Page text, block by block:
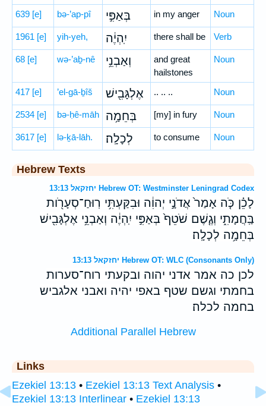
639 [e] bə-’ap-pî בְּאַפִּ֣י in my anger Noun
1961 [e] yih-yeh, יִֽהְיֶ֔ה there shall be Verb
68 [e] wə-’aḇ-nê וְאַבְנֵ֥י
and great
hailstones
Noun
417 [e] ’el-gā-ḇîš אֶלְגָּבִ֖ישׁ .. .. .. Noun
2534 [e] bə-ḥê-māh בְּחֵמָ֥ה [my] in fury Noun
3617 [e] lə-ḵā-lāh. לְכָלָֽה׃ to consume Noun
Hebrew Texts
יחזקאל 13:13 Hebrew OT: Westminster Leningrad Codex
לָכֵ֗ן כֹּ֤ה אָמַר֙ אֲדֹנָ֣י יְהוִ֔ה וּבִקַּעְתִּ֥י רֽוּחַ־סְעָרֹ֖ות
בַּֽחֲמָתִ֑י וְגֶ֤שֶׁם שֹׁטֵף֙ בְּאַפִּ֣י יִֽהְיֶ֔ה וְאַבְנֵ֥י אֶלְגָּבִ֖ישׁ
בְּחֵמָ֥ה לְכָלָֽה׃
יחזקאל 13:13 Hebrew OT: WLC (Consonants Only)
לכן כה אמר אדני יהוה ובקעתי רוח־סערות
בחמתי וגשם שטף באפי יהיה ואבני אלגביש
בחמה לכלה׃
Additional Parallel Hebrew
Links
Ezekiel 13:13 • Ezekiel 13:13 Text Analysis •
Ezekiel 13:13 Interlinear • Ezekiel 13:13